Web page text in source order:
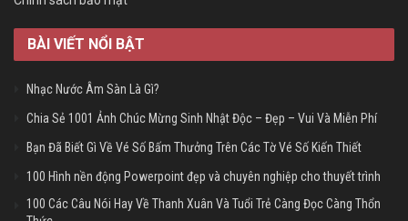
BÀI VIẾT NỔI BẬT
Nhạc Nước Âm Sàn Là Gì?
Chia Sẻ 1001 Ảnh Chúc Mừng Sinh Nhật Độc – Đẹp – Vui Và Miễn Phí
Bạn Đã Biết Gì Về Vé Số Bấm Thưởng Trên Các Tờ Vé Số Kiến Thiết
100 Hình nền động Powerpoint đẹp và chuyên nghiệp cho thuyết trình
100 Các Câu Nói Hay Về Thanh Xuân Và Tuổi Trẻ Càng Đọc Càng Thổn